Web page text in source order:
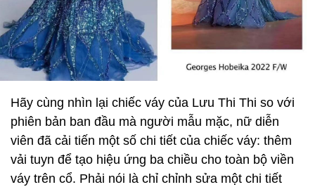
Hãy cùng nhìn lại chiếc váy của Lưu Thi Thi so với
phiên bản ban đầu mà người mẫu mặc, nữ diễn
viên đã cải tiến một số chi tiết của chiếc váy: thêm
vải tuyn để tạo hiệu ứng ba chiều cho toàn bộ viền
váy trên cổ. Phải nói là chỉ chỉnh sửa một chi tiết